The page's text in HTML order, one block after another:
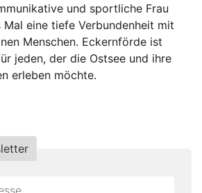
und sportliche Frau
eine tiefe Verbundenheit mit
Menschen. Eckernförde ist
jeden, der die Ostsee und ihre
erleben möchte.